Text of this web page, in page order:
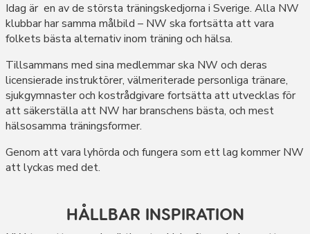
Idag är en av de största träningskedjorna i Sverige. Alla NW
klubbar har samma målbild – NW ska fortsätta att vara
folkets bästa alternativ inom träning och hälsa.
Tillsammans med sina medlemmar ska NW och deras
licensierade instruktörer, välmeriterade personliga tränare,
sjukgymnaster och kostrådgivare fortsätta att utvecklas för
att säkerställa att NW har branschens bästa, och mest
hälsosamma träningsformer.
Genom att vara lyhörda och fungera som ett lag kommer NW
att lyckas med det.
HÅLLBAR INSPIRATION